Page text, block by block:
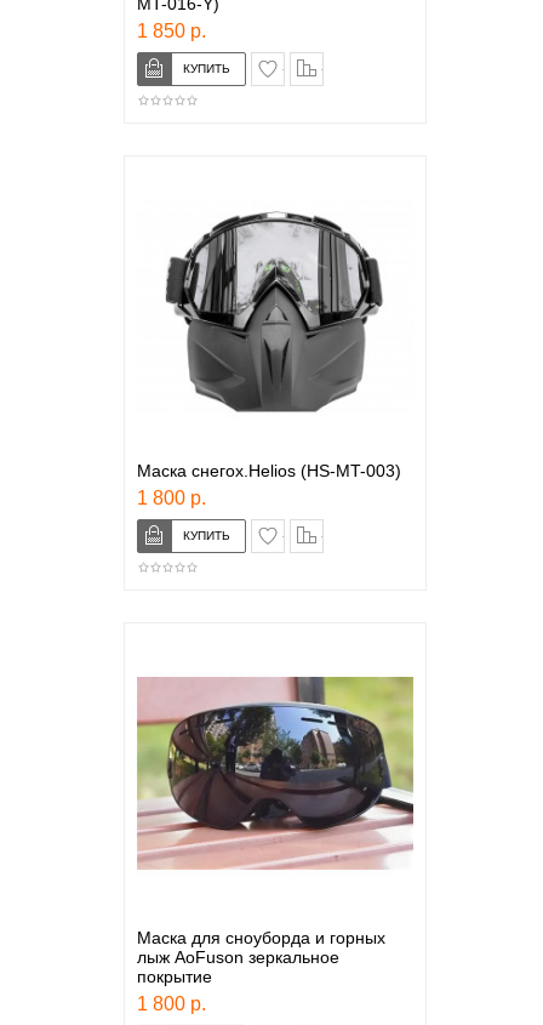
1 850 р.
в закладки
Маска снегох.Helios (HS-MT-003)
1 800 р.
в закладки
Маска для сноуборда и горных
лыж AoFuson зеркальное
покрытие
1 800 р.